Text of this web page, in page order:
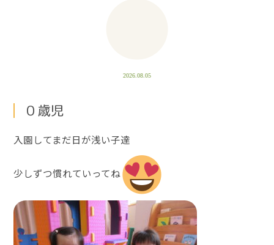
2026.08.05
０歳児
入園してまだ日が浅い子達
少しずつ慣れていってね